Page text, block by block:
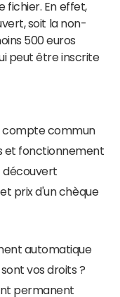
fichier. En effet,
soit la non-
500 euros
peut être inscrite
compte commun
et fonctionnement
découvert
prix d'un chèque
automatique
vos droits ?
permanent